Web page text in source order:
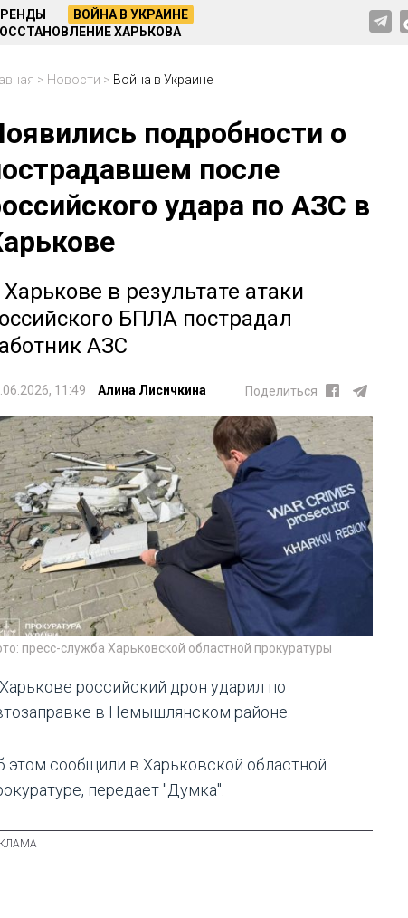
ВОЙНА В УКРАИНЕ
ХАРЬКОВА
> Новости > Война в Украине
подробности о
после
удара по АЗС в
Харькове в результате атаки
БПЛА пострадал
АЗС
11:49 Алина Лисичкина Поделиться
пресс-служба Харьковской областной прокуратуры
российский дрон ударил по
в Немышлянском районе.
этом сообщили в Харьковской областной
передает "Думка".